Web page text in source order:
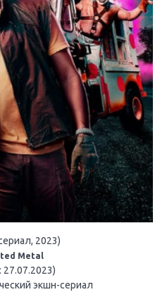
2023)
Metal
экшн-сериал